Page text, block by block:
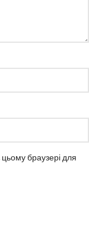
браузері для